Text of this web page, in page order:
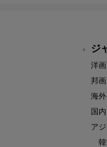
ジ
洋画
邦画
海
国
ア